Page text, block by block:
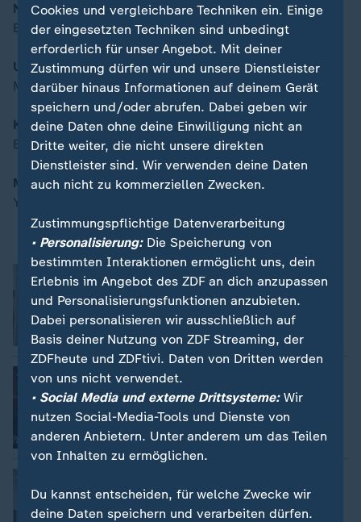
NATO-Gipfel startet in Ankara
Europa will mehr Verantwortung
U-Boote aus Kiel für Kanada
Marineschiffbauer TKMS baut Flotte
Krebstherapie "Made in Germany"
Erfolg durch personalisierte Medizin
Moderation:
Yve Fehring
Nato Gipfel startet in Ankara
Isabelle Schäfers
Video3:33
Geht die bayrische Polizei zu weit?
Samuel Kirsch
Video 2:01
Cornelia Schiemenz
Cookies und vergleichbare Techniken ein. Einige
der eingesetzten Techniken sind unbedingt
erforderlich für unser Angebot. Mit deiner
Zustimmung dürfen wir und unsere Dienstleister
darüber hinaus Informationen auf deinem Gerät
speichern und/oder abrufen. Dabei geben wir
deine Daten ohne deine Einwilligung nicht an
Dritte weiter, die nicht unsere direkten
Dienstleister sind. Wir verwenden deine Daten
auch nicht zu kommerziellen Zwecken.
Zustimmungspflichtige Datenverarbeitung
• Personalisierung:Die Speicherung von
bestimmten Interaktionen ermöglicht uns, dein
Erlebnis im Angebot des ZDF an dich anzupassen
und Personalisierungsfunktionen anzubieten.
Dabei personalisieren wir ausschließlich auf
Basis deiner Nutzung von ZDF Streaming, der
ZDFheute und ZDFtivi. Daten von Dritten werden
von uns nicht verwendet.
• Social Media und externe Drittsysteme:Wir
nutzen Social-Media-Tools und Dienste von
anderen Anbietern. Unter anderem um das Teilen
von Inhalten zu ermöglichen.
Du kannst entscheiden, für welche Zwecke wir
deine Daten speichern und verarbeiten dürfen.